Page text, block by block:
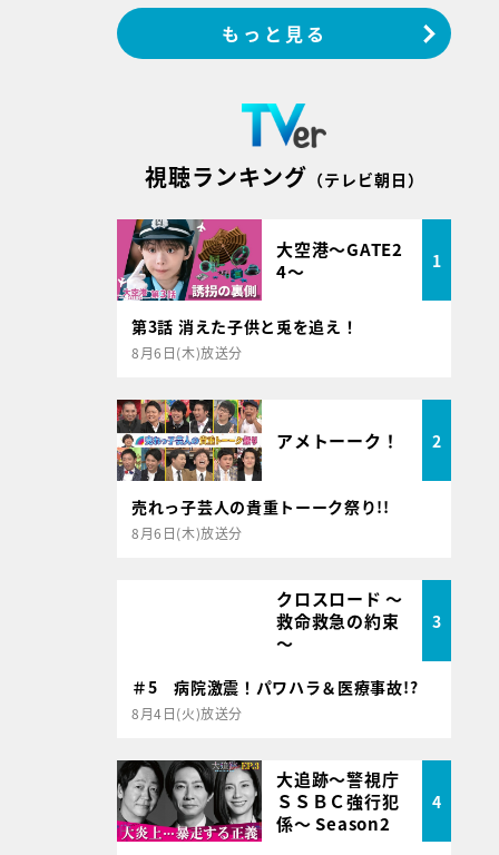
もっと見る
視聴ランキング （テレビ朝日）
大空港～GATE2
4～
1
第3話 消えた子供と兎を追え！
8月6日(木)放送分
アメトーーク！ 2
売れっ子芸人の貴重トーーク祭り!!
8月6日(木)放送分
クロスロード ～
救命救急の約束
～
3
＃5 病院激震！パワハラ＆医療事故!?
8月4日(火)放送分
大追跡～警視庁
ＳＳＢＣ強行犯
係～ Season2
4